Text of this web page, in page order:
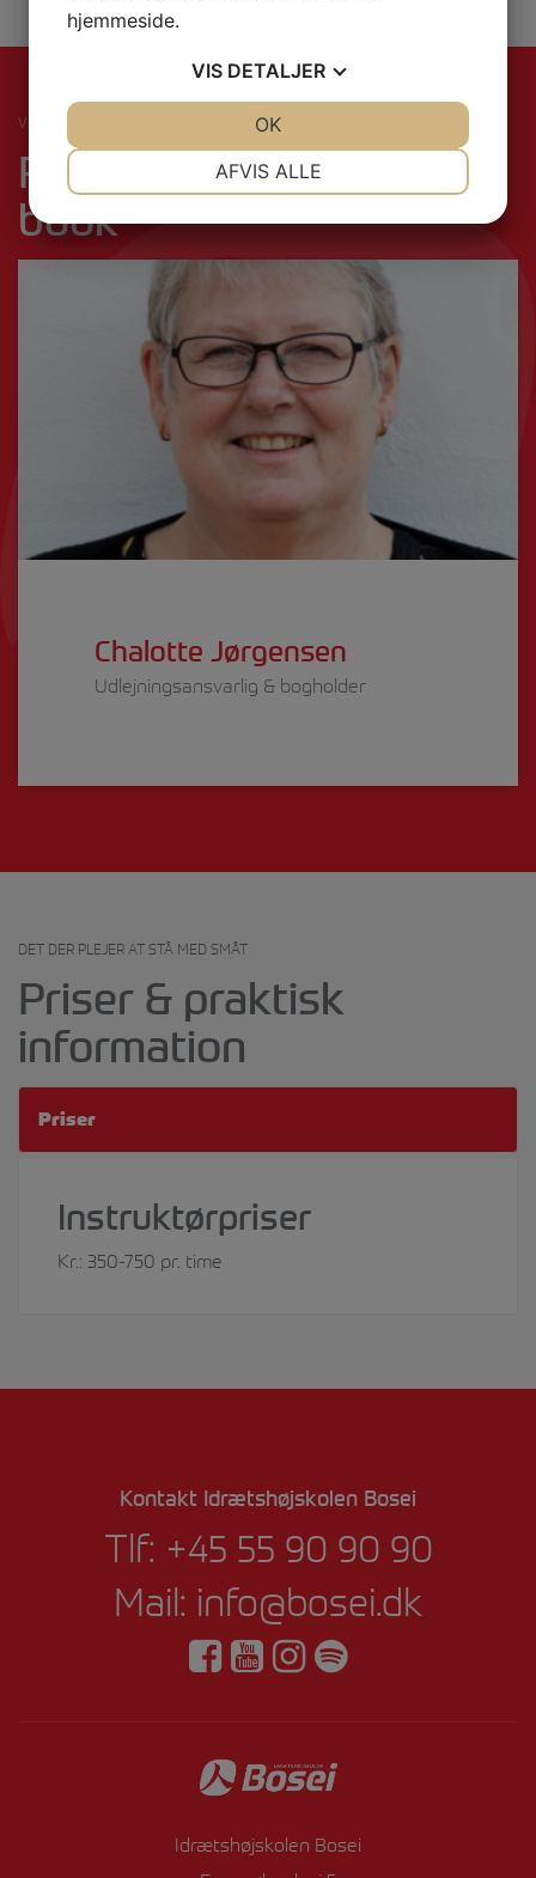
VI SIDDER KLAR TIL AT BESVARE DIN FORESPØRGSEL
Ring 55 90 90 90 og
book
Chalotte Jørgensen
Udlejningsansvarlig & bogholder
DET DER PLEJER AT STÅ MED SMÅT
Priser & praktisk
information
Priser
Instruktørpriser
Kr.: 350-750 pr. time
Kontakt Idrætshøjskolen Bosei
Tlf: +45 55 90 90 90
Mail: info@bosei.dk
Idrætshøjskolen Bosei
hjemmeside.
VIS DETALJER
AFVIS ALLE
OK